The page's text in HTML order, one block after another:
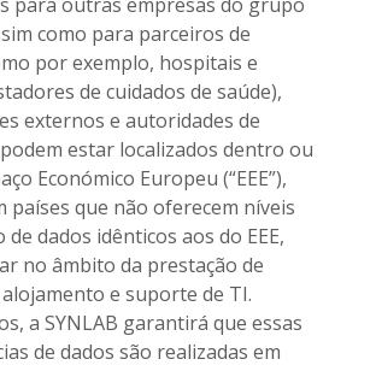
como para parceiros de
por exemplo, hospitais e
de cuidados de saúde),
externos e autoridades de
estar localizados dentro ou
Económico Europeu (“EEE”),
países que não oferecem níveis
dados idênticos aos do EEE,
no âmbito da prestação de
e suporte de TI.
a SYNLAB garantirá que essas
de dados são realizadas em